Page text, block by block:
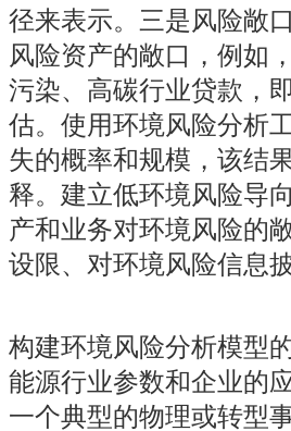
径来表示。三是风险敞
风险资产的敞口，例如
污染、高碳行业贷款，
估。使用环境风险分析
失的概率和规模，该结
释。建立低环境风险导
产和业务对环境风险的
设限、对环境风险信息
构建环境风险分析模型
能源行业参数和企业的
一个典型的物理或转型